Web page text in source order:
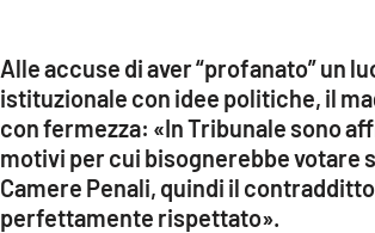
Alle accuse di aver “profanato” un
istituzionale con idee politiche, il
con fermezza: «In Tribunale sono
motivi per cui bisognerebbe votare
Camere Penali, quindi il
perfettamente rispettato».